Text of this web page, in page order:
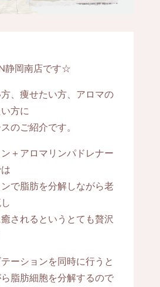
静岡南店です☆
、痩せたい方、アロマの
方に
のご紹介です。
＋アロマリンパドレナー
で脂肪を分解しながら老
されるというとても贅沢
ーションを同時に行うと
脂肪細胞を分解するので